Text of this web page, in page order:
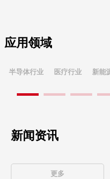
应用领域
半导体行业 医疗行业 新能
半导体行业
设备端工艺气体管路及
新闻资讯
更多